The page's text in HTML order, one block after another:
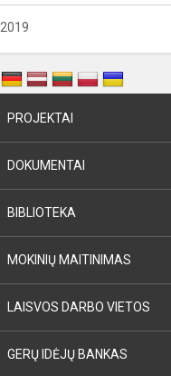
2019
PROJEKTAI
DOKUMENTAI
BIBLIOTEKA
MOKINIŲ MAITINIMAS
LAISVOS DARBO VIETOS
GERŲ IDĖJŲ BANKAS